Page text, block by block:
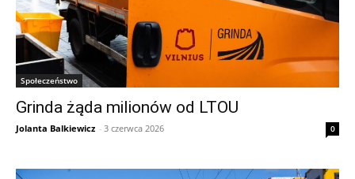
Społeczeństwo
Grinda żąda milionów od LTOU
Jolanta Balkiewicz - 3 czerwca 2026 0